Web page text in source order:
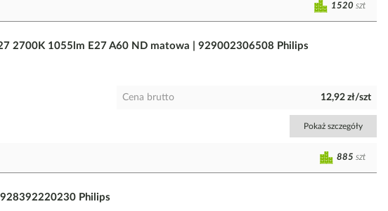
1520 szt
2700K 1055lm E27 A60 ND matowa | 929002306508 Philips
Cena brutto 12,92 zł/szt
Pokaż szczegóły
885 szt
Philips